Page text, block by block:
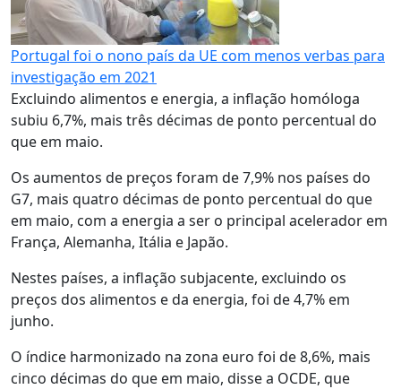
Portugal foi o nono país da UE com menos verbas para
investigação em 2021
Excluindo alimentos e energia, a inflação homóloga
subiu 6,7%, mais três décimas de ponto percentual do
que em maio.
Os aumentos de preços foram de 7,9% nos países do
G7, mais quatro décimas de ponto percentual do que
em maio, com a energia a ser o principal acelerador em
França, Alemanha, Itália e Japão.
Nestes países, a inflação subjacente, excluindo os
preços dos alimentos e da energia, foi de 4,7% em
junho.
O índice harmonizado na zona euro foi de 8,6%, mais
cinco décimas do que em maio, disse a OCDE, que